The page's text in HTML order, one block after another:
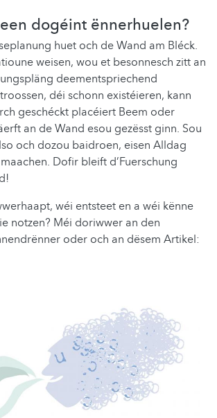
dogéint ënnerhuelen?
huet och de Wand am Bléck.
weisen, wou et besonnesch zitt an
deementspriechend
déi schonn existéieren, kann
geschéckt placéiert Beem oder
an de Wand esou gezësst ginn. Sou
och dozou baidroen, eisen Alldag
Dofir bleift d’Fuerschung
wéi entsteet en a wéi kënne
notzen? Méi doriwwer an den
oder och an dësem Artikel: